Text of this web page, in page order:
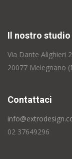
Il nostro studio
Via Dante Alighieri
20077 Melegnano
Contattaci
02 37649296